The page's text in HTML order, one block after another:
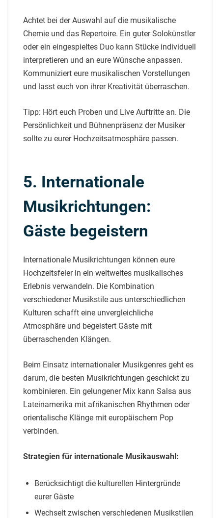
Achtet bei der Auswahl auf die musikalische
Chemie und das Repertoire. Ein guter Solokünstler
oder ein eingespieltes Duo kann Stücke individuell
interpretieren und an eure Wünsche anpassen.
Kommuniziert eure musikalischen Vorstellungen
und lasst euch von ihrer Kreativität überraschen.
Tipp: Hört euch Proben und Live Auftritte an. Die
Persönlichkeit und Bühnenpräsenz der Musiker
sollte zu eurer Hochzeitsatmosphäre passen.
5. Internationale
Musikrichtungen:
Gäste begeistern
Internationale Musikrichtungen können eure
Hochzeitsfeier in ein weltweites musikalisches
Erlebnis verwandeln. Die Kombination
verschiedener Musikstile aus unterschiedlichen
Kulturen schafft eine unvergleichliche
Atmosphäre und begeistert Gäste mit
überraschenden Klängen.
Beim Einsatz internationaler Musikgenres geht es
darum, die besten Musikrichtungen geschickt zu
kombinieren. Ein gelungener Mix kann Salsa aus
Lateinamerika mit afrikanischen Rhythmen oder
orientalische Klänge mit europäischem Pop
verbinden.
Strategien für internationale Musikauswahl:
Berücksichtigt die kulturellen Hintergründe
eurer Gäste
Wechselt zwischen verschiedenen Musikstilen